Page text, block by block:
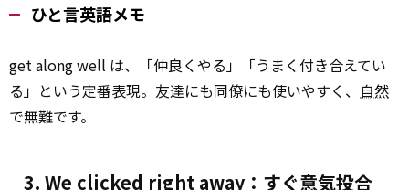
ひと言英語メモ
get along well は、「仲良くやる」「うまく付き合えてい
る」という定番表現。友達にも同僚にも使いやすく、 自然
で無難です。
3. We clicked right away：すぐ意気投合